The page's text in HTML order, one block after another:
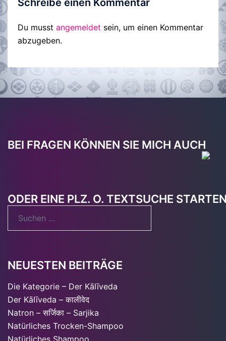
Du musst angemeldet sein, um einen Kommentar
abzugeben.
BEI FRAGEN KÖNNEN SIE MICH AUCH
ODER EINE PLZ. O. TEXTSUCHE
Suchen
nach:
NEUESTEN BEITRÄGE
Die Kategorie – Der Kālīveda
Der KāIīveda – कालीवेद
Natron – सर्जिका – Sarjika
Natürliches Trocken-Shampoo
Natürliches Shampoo